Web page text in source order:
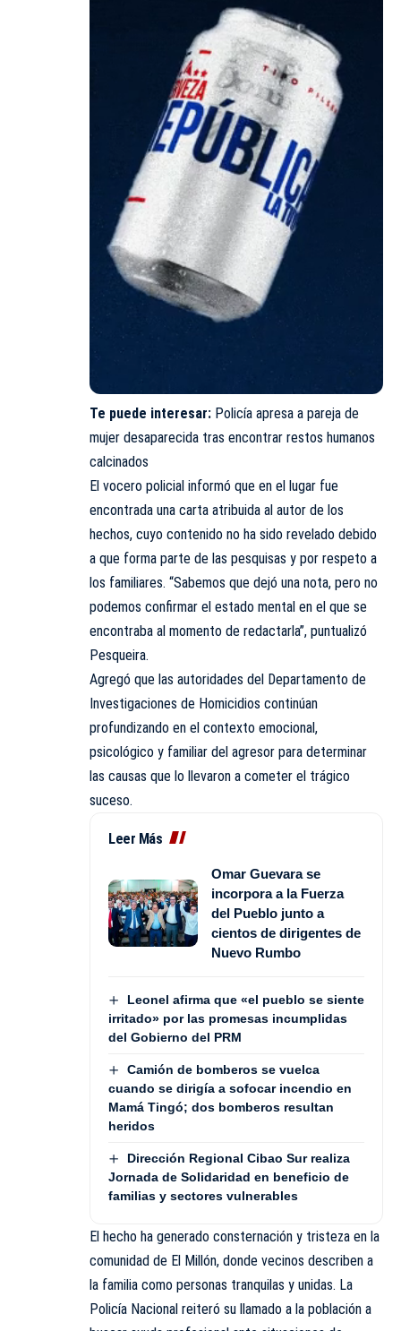
Te puede interesar: Policía apresa a pareja de
mujer desaparecida tras encontrar restos humanos
calcinados
El vocero policial informó que en el lugar fue
encontrada una carta atribuida al autor de los
hechos, cuyo contenido no ha sido revelado debido
a que forma parte de las pesquisas y por respeto a
los familiares. “Sabemos que dejó una nota, pero no
podemos confirmar el estado mental en el que se
encontraba al momento de redactarla”, puntualizó
Pesqueira.
Agregó que las autoridades del Departamento de
Investigaciones de Homicidios continúan
profundizando en el contexto emocional,
psicológico y familiar del agresor para determinar
las causas que lo llevaron a cometer el trágico
suceso.
Leer Más
Omar Guevara se
incorpora a la Fuerza
del Pueblo junto a
cientos de dirigentes de
Nuevo Rumbo
Leonel afirma que «el pueblo se siente
irritado» por las promesas incumplidas
del Gobierno del PRM
Camión de bomberos se vuelca
cuando se dirigía a sofocar incendio en
Mamá Tingó; dos bomberos resultan
heridos
Dirección Regional Cibao Sur realiza
Jornada de Solidaridad en beneficio de
familias y sectores vulnerables
El hecho ha generado consternación y tristeza en la
comunidad de El Millón, donde vecinos describen a
la familia como personas tranquilas y unidas. La
Policía Nacional reiteró su llamado a la población a